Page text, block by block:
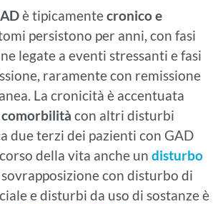
è tipicamentecronico e
persistono per anni, con fasi
legate a eventi stressanti e fasi
raramente con remissione
La cronicità è accentuata
comorbilità con altri disturbi
due terzi dei pazienti con GAD
della vita anche un disturbo
sovrapposizione con disturbo di
e disturbi da uso di sostanze è